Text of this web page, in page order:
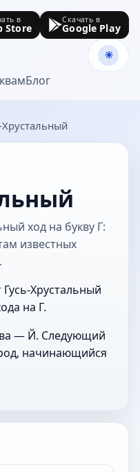
Блог
в
Store
Скачать в
Google Play
Хрустальный
ход на букву Г:
известных
Хрустальный
на Г.
— Й. Следующий
начинающийся